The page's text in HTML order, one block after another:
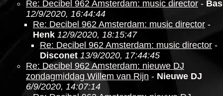
Re: Decibel 962 Amsterdam: music director - Bas
12/9/2020, 16:44:44
Re: Decibel 962 Amsterdam: music director -
Henk 12/9/2020, 18:15:47
Re: Decibel 962 Amsterdam: music director -
Disconet 13/9/2020, 17:44:45
Re: Decibel 962 Amsterdam: nieuwe DJ
zondagmiddag Willem van Rijn - Nieuwe DJ
6/9/2020, 14:07:14